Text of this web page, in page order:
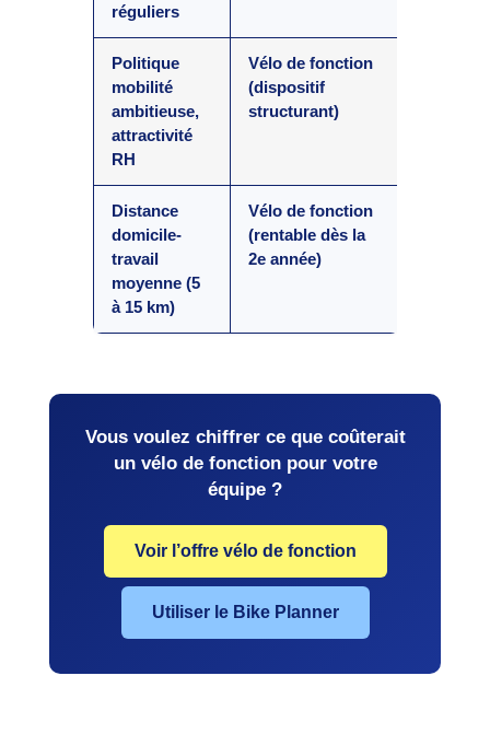
réguliers
Politique
mobilité
ambitieuse,
attractivité
RH
Vélo de fonction
(dispositif
structurant)
Distance
domicile-
travail
moyenne (5
à 15 km)
Vélo de fonction
(rentable dès la
2e année)
Vous voulez chiffrer ce que coûterait
un vélo de fonction pour votre
équipe ?
Voir l’offre vélo de fonction
Utiliser le Bike Planner